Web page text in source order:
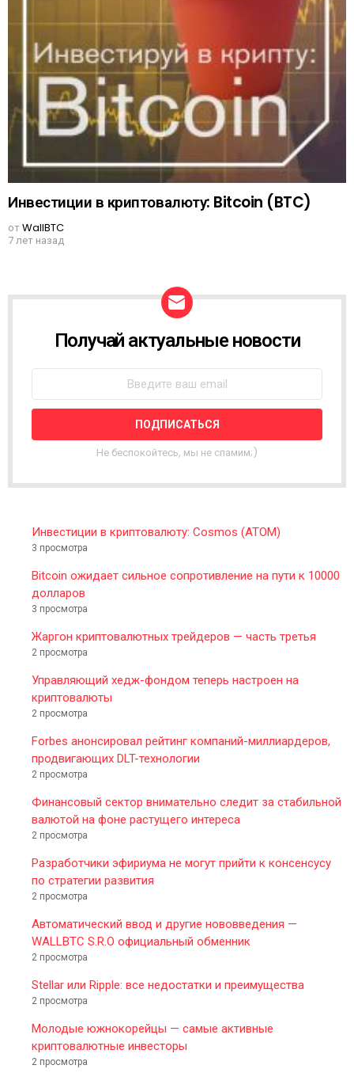
Инвестиции в криптовалюту: Bitcoin (BTC)
отWallBTC
7 лет назад
W
L
E
T
R
Получай актуальные новости
Не беспокойтесь, мы не спамим;)
Инвестиции в криптовалюту: Cosmos (ATOM)
3 просмотра
Bitcoin ожидает сильное сопротивление на пути к 10000
долларов
3 просмотра
Жаргон криптовалютных трейдеров — часть третья
2 просмотра
Управляющий хедж-фондом теперь настроен на
криптовалюты
2 просмотра
Forbes анонсировал рейтинг компаний-миллиардеров,
продвигающих DLT-технологии
2 просмотра
Финансовый сектор внимательно следит за стабильной
валютой на фоне растущего интереса
2 просмотра
Разработчики эфириума не могут прийти к консенсусу
по стратегии развития
2 просмотра
Автоматический ввод и другие нововведения —
WALLBTC S.R.O официальный обменник
2 просмотра
Stellar или Ripple: все недостатки и преимущества
2 просмотра
Молодые южнокорейцы — самые активные
криптовалютные инвесторы
2 просмотра